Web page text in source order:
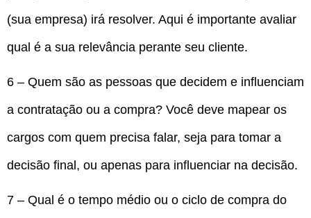
(sua empresa) irá resolver. Aqui é importante avaliar
qual é a sua relevância perante seu cliente.
6 – Quem são as pessoas que decidem e influenciam
a contratação ou a compra? Você deve mapear os
cargos com quem precisa falar, seja para tomar a
decisão final, ou apenas para influenciar na decisão.
7 – Qual é o tempo médio ou o ciclo de compra do